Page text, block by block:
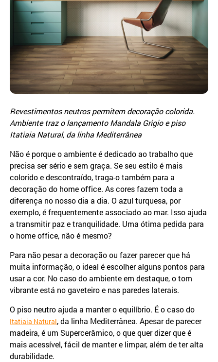
Revestimentos neutros permitem decoração colorida.
Ambiente traz o lançamento Mandala Grigio e piso
Itatiaia Natural, da linha Mediterrânea
Não é porque o ambiente é dedicado ao trabalho que
precisa ser sério e sem graça. Se seu estilo é mais
colorido e descontraído, traga-o também para a
decoração do home office. As cores fazem toda a
diferença no nosso dia a dia. O azul turquesa, por
exemplo, é frequentemente associado ao mar. Isso ajuda
a transmitir paz e tranquilidade. Uma ótima pedida para
o home office, não é mesmo?
Para não pesar a decoração ou fazer parecer que há
muita informação, o ideal é escolher alguns pontos para
usar a cor. No caso do ambiente em destaque, o tom
vibrante está no gaveteiro e nas paredes laterais.
O piso neutro ajuda a manter o equilíbrio. É o caso do
Itatiaia Natural, da linha Mediterrânea. Apesar de parecer
madeira, é um Supercerâmico, o que quer dizer que é
mais acessível, fácil de manter e limpar, além de ter alta
durabilidade.